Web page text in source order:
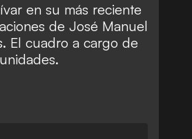
en su más reciente
de José Manuel
El cuadro a cargo de